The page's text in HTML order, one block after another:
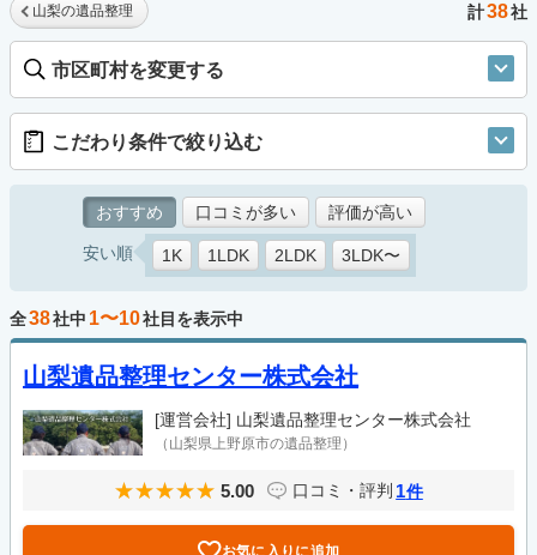
山梨の遺品整理 計38社
市区町村を変更する
こだわり条件で絞り込む
おすすめ 口コミが多い 評価が高い
安い順 1K 1LDK 2LDK 3LDK〜
全38社中 1〜10社目を表示中
山梨遺品整理センター株式会社
[運営会社] 山梨遺品整理センター株式会社
（山梨県上野原市の遺品整理）
5.00 口コミ・評判 1件